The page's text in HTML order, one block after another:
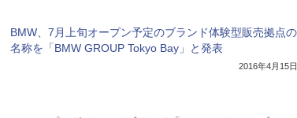
BMW、7月上旬オープン予定のブランド体験型販売拠点の
名称を「BMW GROUP Tokyo Bay」と発表
2016年4月15日